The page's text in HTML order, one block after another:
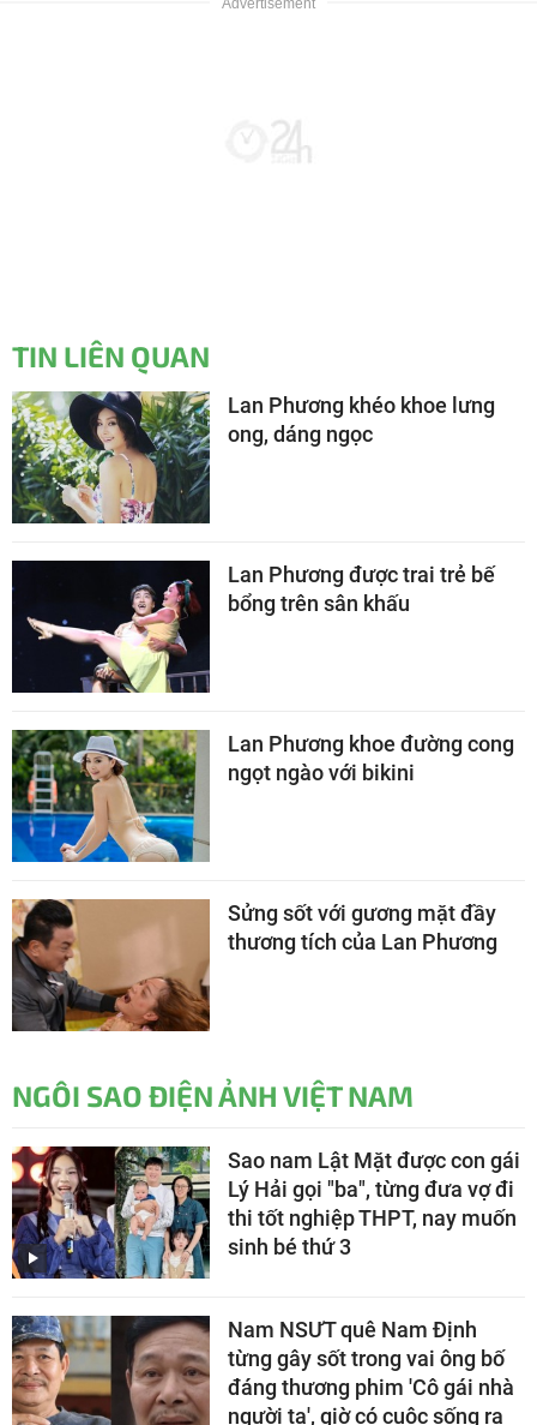
TIN LIÊN QUAN
Lan Phương khéo khoe lưng
ong, dáng ngọc
Lan Phương được trai trẻ bế
bổng trên sân khấu
Lan Phương khoe đường cong
ngọt ngào với bikini
Sửng sốt với gương mặt đầy
thương tích của Lan Phương
NGÔI SAO ĐIỆN ẢNH VIỆT NAM
Sao nam Lật Mặt được con gái
Lý Hải gọi "ba", từng đưa vợ đi
thi tốt nghiệp THPT, nay muốn
sinh bé thứ 3
Nam NSƯT quê Nam Định
từng gây sốt trong vai ông bố
đáng thương phim 'Cô gái nhà
người ta', giờ có cuộc sống ra